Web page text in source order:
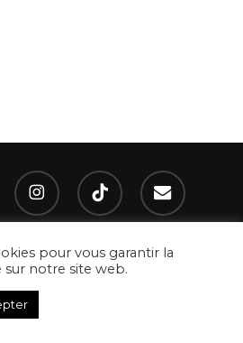
instagram tiktok email
droits réservés I Site réalisé par
umanoïa
pour vous garantir la
notre site web.